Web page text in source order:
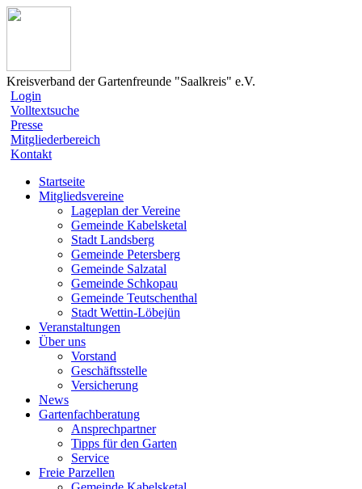
Kreisverband der Gartenfreunde "Saalkreis" e.V.
Login
Volltextsuche
Presse
Mitgliederbereich
Kontakt
Startseite
Mitgliedsvereine
Lageplan der Vereine
Gemeinde Kabelsketal
Stadt Landsberg
Gemeinde Petersberg
Gemeinde Salzatal
Gemeinde Schkopau
Gemeinde Teutschenthal
Stadt Wettin-Löbejün
Veranstaltungen
Über uns
Vorstand
Geschäftsstelle
Versicherung
News
Gartenfachberatung
Ansprechpartner
Tipps für den Garten
Service
Freie Parzellen